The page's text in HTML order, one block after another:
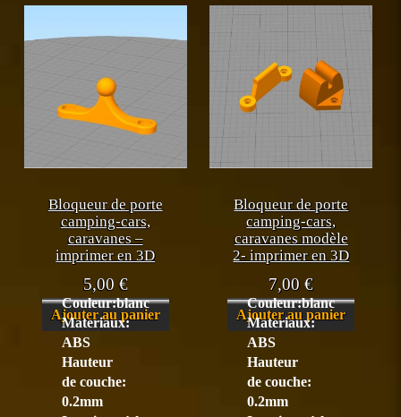
du
Bloqueur de porte
camping-cars,
caravanes –
imprimer en 3D
5,00€
Ajouter au panier
Couleur:blanc
Materiaux:
ABS
Hauteur
de couche:
0.2mm
Bloqueur de porte
camping-cars,
caravanes modèle
2- imprimer en 3D
7,00€
Ajouter au panier
Couleur:blanc
Materiaux:
ABS
Hauteur
de couche:
0.2mm